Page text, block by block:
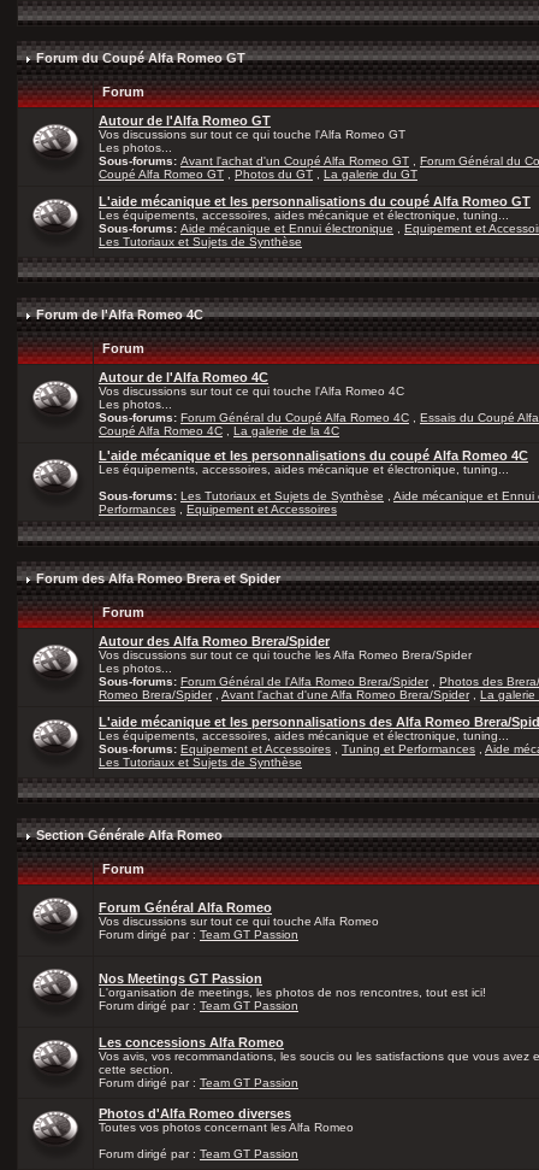
Forum du Coupé Alfa Romeo GT
Forum
Autour de l'Alfa Romeo GT
Vos discussions sur tout ce qui touche l'Alfa Romeo GT
Les photos...
Sous-forums: Avant l'achat d'un Coupé Alfa Romeo GT
Forum Général du
Coupé Alfa Romeo GT
Photos du GT La galerie du GT
L'aide mécanique et les personnalisations du coupé Alfa Romeo GT
Les équipements, accessoires, aides mécanique et électronique, tuning...
Sous-forums: Aide mécanique et Ennui électronique
Equipement et
Les Tutoriaux et Sujets de Synthèse
Forum de l'Alfa Romeo 4C
Forum
Autour de l'Alfa Romeo 4C
Vos discussions sur tout ce qui touche l'Alfa Romeo 4C
Les photos...
Sous-forums: Forum Général du Coupé Alfa Romeo 4C
Essais du Coupé
Coupé Alfa Romeo 4C
La galerie de la 4C
L'aide mécanique et les personnalisations du coupé Alfa Romeo 4C
Les équipements, accessoires, aides mécanique et électronique, tuning...
Sous-forums: Les Tutoriaux et Sujets de Synthèse
Aide mécanique et Ennui
Performances
Equipement et Accessoires
Forum des Alfa Romeo Brera et Spider
Forum
Autour des Alfa Romeo Brera/Spider
Vos discussions sur tout ce qui touche les Alfa Romeo Brera/Spider
Les photos...
Sous-forums: Forum Général de l'Alfa Romeo Brera/Spider, Photos des
Romeo Brera/Spider, Avant l'achat d'une Alfa Romeo Brera/Spider, La galerie
L'aide mécanique et les personnalisations des Alfa Romeo Brera/
Les équipements, accessoires, aides mécanique et électronique, tuning...
Sous-forums: Equipement et Accessoires Tuning et Performances
Aide
Les Tutoriaux et Sujets de Synthèse
Section Générale Alfa Romeo
Forum
Forum Général Alfa Romeo
Vos discussions sur tout ce qui touche Alfa Romeo
Forum dirigé par : Team GT Passion
Nos Meetings GT Passion
L'organisation de meetings, les photos de nos rencontres, tout est ici!
Forum dirigé par : Team GT Passion
Les concessions Alfa Romeo
Vos avis, vos recommandations, les soucis ou les satisfactions que vous avez
cette section.
Forum dirigé par : Team GT Passion
Photos d'Alfa Romeo diverses
Toutes vos photos concernant les Alfa Romeo
Forum dirigé par : Team GT Passion